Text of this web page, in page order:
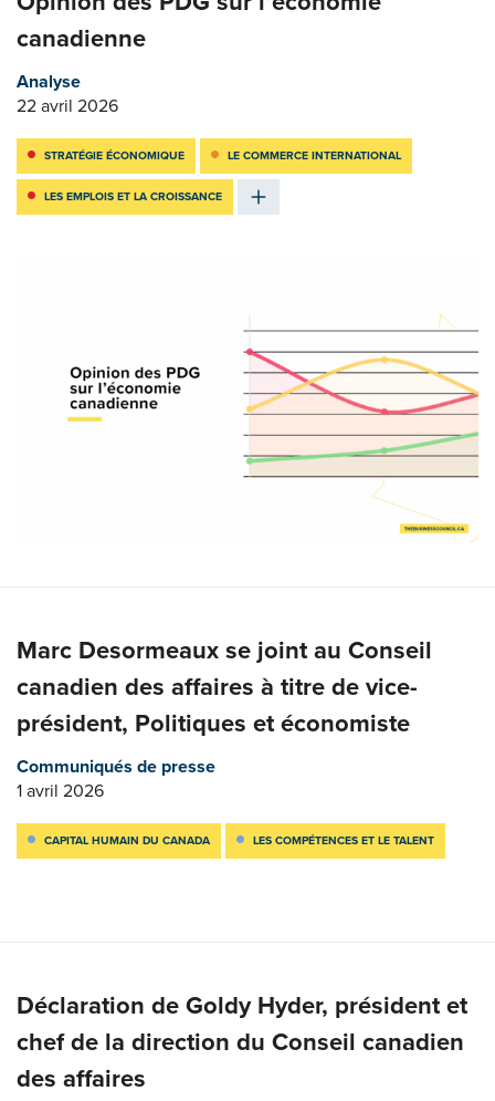
canadienne
Analyse
22 avril 2026
STRATÉGIE ÉCONOMIQUE LE COMMERCE INTERNATIONAL
LES EMPLOIS ET LA CROISSANCE
Marc Desormeaux se joint au Conseil
canadien des affaires à titre de vice-
président, Politiques et économiste
Communiqués de presse
1 avril 2026
CAPITAL HUMAIN DU CANADA LES COMPÉTENCES ET LE TALENT
Déclaration de Goldy Hyder, président et
chef de la direction du Conseil canadien
des affaires